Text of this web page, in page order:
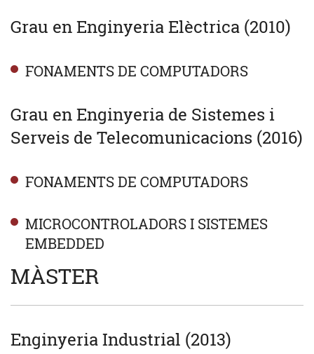
Grau en Enginyeria Elèctrica (2010)
FONAMENTS DE COMPUTADORS
Grau en Enginyeria de Sistemes i
Serveis de Telecomunicacions (2016)
FONAMENTS DE COMPUTADORS
MICROCONTROLADORS I SISTEMES
EMBEDDED
MÀSTER
Enginyeria Industrial (2013)